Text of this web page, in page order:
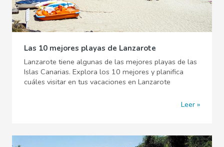
Las 10 mejores playas de Lanzarote
Lanzarote tiene algunas de las mejores playas de las
Islas Canarias. Explora los 10 mejores y planifica
cuáles visitar en tus vacaciones en Lanzarote
Leer